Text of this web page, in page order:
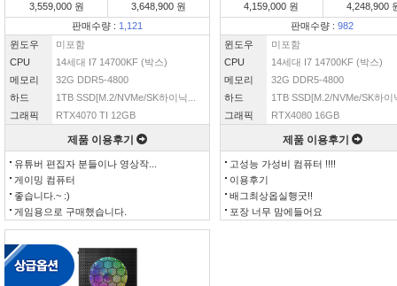
3,559,000 원
3,648,900 원
판매수량 : 1,121
윈도우
미포함
CPU
14세대 I7 14700KF (박스)
메모리
32G DDR5-4800
하드
1TB SSD[M.2/NVMe/SK하이닉...
그래픽
RTX4070 TI 12GB
제품 이용후기
유튜버 편집자 분들이나 영상작...
게이밍 컴퓨터
좋습니다.~ :)
게임용으로 구매했습니다.
4,159,000 원
4,248,900
판매수량 : 982
윈도우
미포함
CPU
14세대 I7 14700KF (박스)
메모리
32G DDR5-4800
하드
1TB SSD[M.2/NVMe/SK하이
그래픽
RTX4080 16GB
제품 이용후기
고성능 가성비 컴퓨터 !!!!
이용후기
배그최상옵실행굿!!
포장 너무 맘에들어요